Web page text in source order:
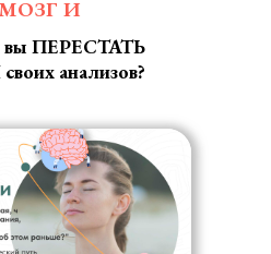
МОЗГ И
вы ПЕРЕСТАТЬ
анализов?